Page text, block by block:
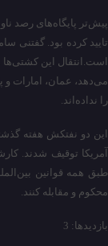
پیش‌تر پایگاه‌های رصد
تایید کرده بود. گفتنی
است.انتقال این
می‌دهد، عمان، امارات و
را نداده‌اند.
این دو نفتکش هفته
آمریکا توقیف شدند.
طبق همه قوانین
محکوم و مقابله کنند.
بازدیدها: 3